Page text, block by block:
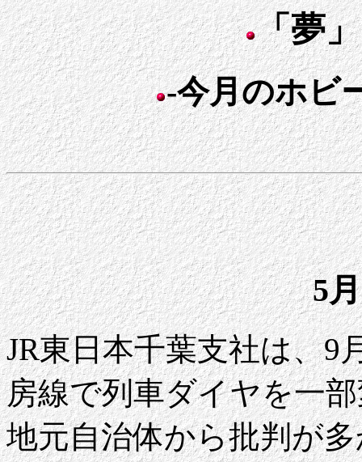
「夢
-今月のホビ
5
JR東日本千葉支社は、9
房線で列車ダイヤを一
地元自治体から批判が